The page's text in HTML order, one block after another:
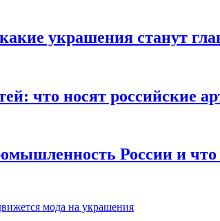
украшения станут
что носят российские
России и